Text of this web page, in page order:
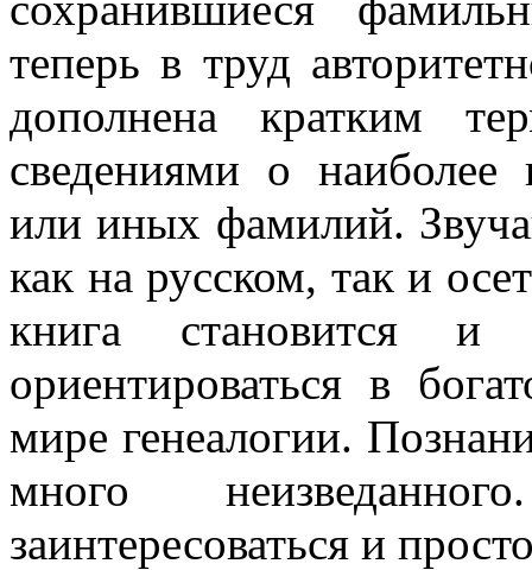
теперь в труд
дополнена кратким
сведениями о наиболее
или иных фамилий.
как на русском, так и
книга становится и
ориентироваться в
мире генеалогии.
много
заинтересоваться и